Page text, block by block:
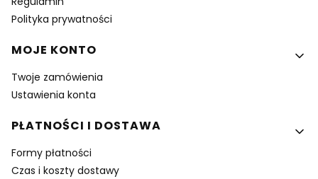
Polityka prywatności
MOJE KONTO
Twoje zamówienia
Ustawienia konta
PŁATNOŚCI I DOSTAWA
Formy płatności
Czas i koszty dostawy